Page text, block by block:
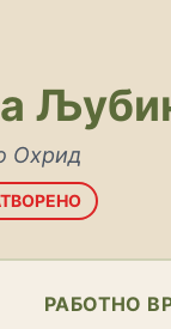
Охрид
РАБОТНО